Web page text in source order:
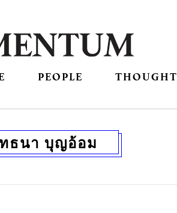
PEOPLE THOUGHT
ธนา บุญอ้อม